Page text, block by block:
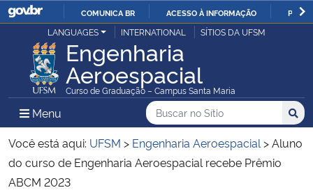
IR
PARA
O
CONTEÚDO
COMUNICA BR ACESSO À INFORMAÇÃO
Ministério da Justiça e Segurança Pública
Ministério da Defesa
Ministério das Relações Exteriores
Ministério da Economia
LANGUAGES INTERNATIONAL SÍTIOS DA UFSM
Engenharia
Aeroespacial
Curso de Graduação – Campus Santa Maria
Menu Menu Principal do Sítio
Busca
Buscar no no Sítio
Busca:
Você está aqui: UFSM > Engenharia Aeroespacial >Aluno
do curso de Engenharia Aeroespacial recebe Prêmio
ABCM 2023